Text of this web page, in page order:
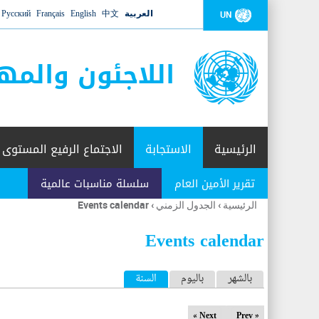
UN العربية 中文
English
Français
Русский
اللاجئون
الرئيسية الاستجابة
تقرير الأمين العام سلسلة مناسبات عالمية
الاجتماع الرفيع المستوى
أنت
هنا
الرئيسية › الجدول الزمني ›
Events calendar
Events calendar
ا
ل
بالشهر باليوم السنة (علامة التبويب النشطة)